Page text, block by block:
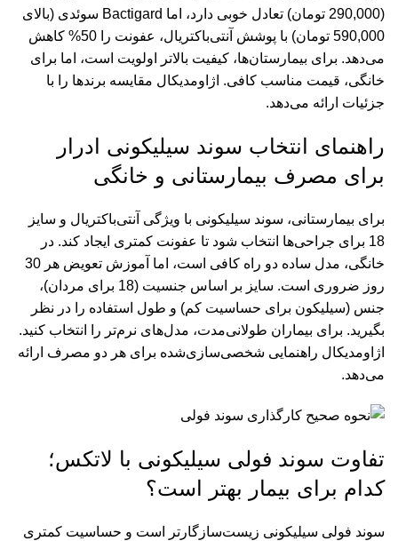
(290,000 تومان) تعادل خوبی دارد، اما Bactigard سوئدی (بالای
590,000 تومان) با پوشش آنتی‌باکتریال، عفونت را 50% کاهش
می‌دهد. برای بیمارستان‌ها، کیفیت بالاتر اولویت است، اما برای
خانگی، قیمت مناسب کافی. اژاومدیکال مقایسه برندها را با
جزئیات ارائه می‌دهد.
راهنمای انتخاب سوند سیلیکونی ادرار
برای مصرف بیمارستانی و خانگی
برای بیمارستانی، سوند سیلیکونی با ویژگی آنتی‌باکتریال و سایز
18 برای جراحی‌ها انتخاب شود تا عفونت کمتری ایجاد کند. در
خانگی، مدل ساده دو راه کافی است، اما آموزش تعویض هر 30
روز ضروری است. سایز بر اساس جنسیت (18 برای مردان)،
جنس (سیلیکون برای حساسیت کم) و طول استفاده را در نظر
بگیرید. برای بیماران طولانی‌مدت، مدل‌های نرم‌تر را انتخاب کنید.
اژاومدیکال راهنمایی شخصی‌سازی‌شده برای هر دو مصرف ارائه
می‌دهد.
تفاوت سوند فولی سیلیکونی با لاتکس؛
کدام برای بیمار بهتر است؟
سوند فولی سیلیکونی زیست‌سازگارتر است و حساسیت کمتری